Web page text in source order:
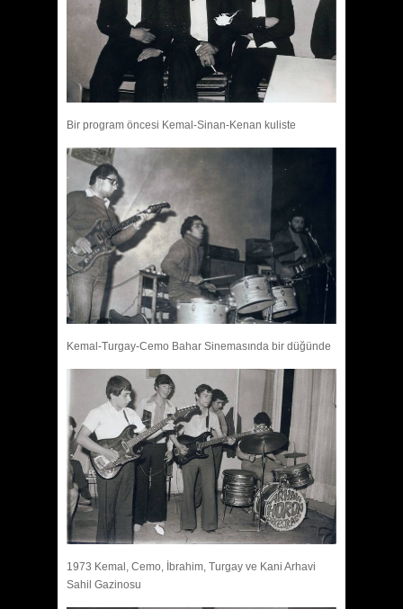
Bir program öncesi Kemal-Sinan-Kenan kuliste
Kemal-Turgay-Cemo Bahar Sinemasında bir düğünde
1973 Kemal, Cemo, İbrahim, Turgay ve Kani Arhavi
Sahil Gazinosu